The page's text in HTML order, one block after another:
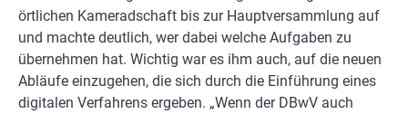
örtlichen Kameradschaft bis zur Hauptversammlung auf
und machte deutlich, wer dabei welche Aufgaben zu
übernehmen hat. Wichtig war es ihm auch, auf die neuen
Abläufe einzugehen, die sich durch die Einführung eines
digitalen Verfahrens ergeben. „Wenn der DBwV auch